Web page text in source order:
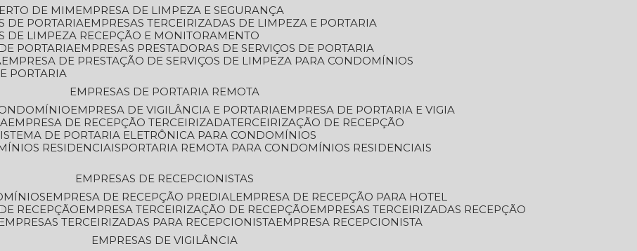
DE MIM
EMPRESA DE LIMPEZA E SEGURANÇA
DE PORTARIA
EMPRESAS TERCEIRIZADAS DE LIMPEZA E PORTARIA
DE LIMPEZA RECEPÇÃO E MONITORAMENTO
PORTARIA
EMPRESAS PRESTADORAS DE SERVIÇOS DE PORTARIA
EMPRESA DE PRESTAÇÃO DE SERVIÇOS DE LIMPEZA PARA CONDOMÍNIOS
PORTARIA
EMPRESAS DE PORTARIA REMOTA
EMPRESA DE VIGILÂNCIA E PORTARIA
EMPRESA DE PORTARIA E VIGIA
EMPRESA DE RECEPÇÃO TERCEIRIZADA TERCEIRIZAÇÃO DE RECEPÇÃO
SISTEMA DE PORTARIA ELETRÔNICA PARA CONDOMÍNIOS
RESIDENCIAIS
PORTARIA REMOTA PARA CONDOMÍNIOS RESIDENCIAIS
EMPRESAS DE RECEPCIONISTAS
EMPRESA DE RECEPÇÃO PREDIAL
EMPRESA DE RECEPÇÃO PARA HOTEL
RECEPÇÃO EMPRESA TERCEIRIZAÇÃO DE RECEPÇÃO
EMPRESAS TERCEIRIZADAS RECEPÇÃO
EMPRESAS TERCEIRIZADAS PARA RECEPCIONISTA
EMPRESA RECEPCIONISTA
EMPRESAS DE VIGILÂNCIA